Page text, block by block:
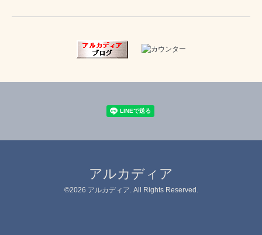
アルカディア
©2026 アルカディア. All Rights Reserved.